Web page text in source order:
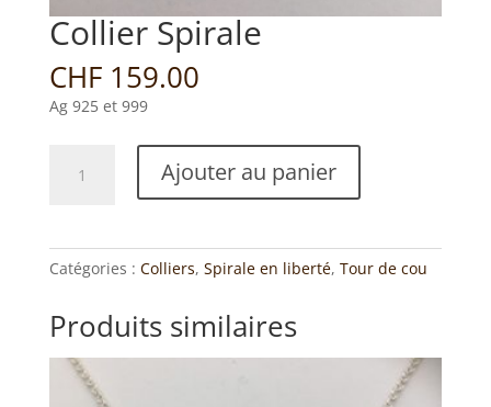
Collier Spirale
CHF159.00
Ag 925 et 999
Ajouter au panier
Catégories : Colliers, Spirale en liberté, Tour de cou
Produits similaires